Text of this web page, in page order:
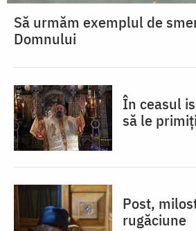
Să urmăm exemplul de
Domnului
În ceasul
să le
Post,
rugăciune